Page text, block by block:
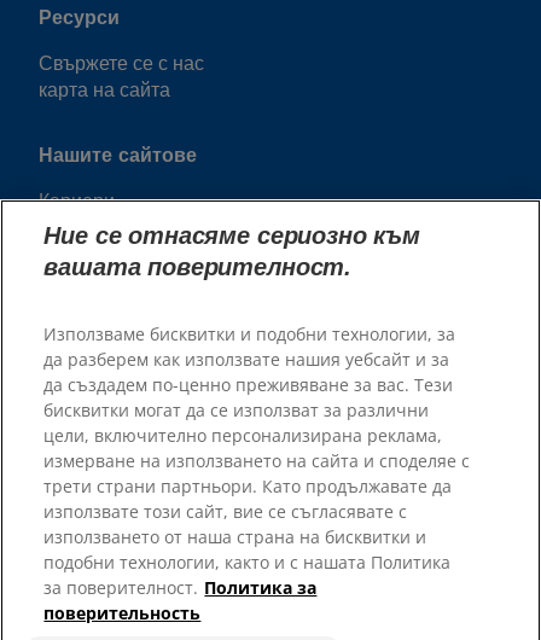
Ресурси
Свържете се с нас
карта на сайта
Нашите сайтове
Кариери
Пратньорски приюти
© 2025 Hill's Pet Nutrition, Inc.
Всички права запазени.
Условия за ползване
Правна и Политика за
Поверителност
Правно Изявление
Управление на бисквитките
Ние се отнасяме сериозно към
вашата поверителност.
Използваме бисквитки и подобни технологии, за
да разберем как използвате нашия уебсайт и за
да създадем по-ценно преживяване за вас. Тези
бисквитки могат да се използват за различни
цели, включително персонализирана реклама,
измерване на използването на сайта и споделяе с
трети страни партньори. Като продължавате да
използвате този сайт, вие се съгласявате с
използването от наша страна на бисквитки и
подобни технологии, както и с нашата Политика
за поверителност. Политика за
поверительность